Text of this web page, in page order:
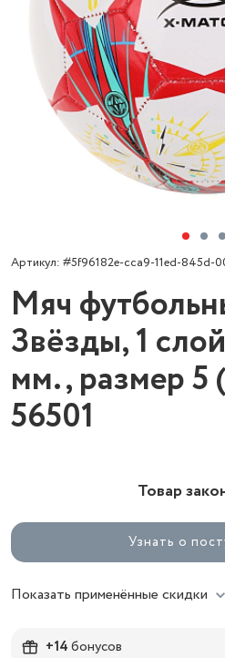
Артикул: #5f96182e-cca9-11ed-845d-
Мяч
Звёзды, 1
мм., размер 5
56501
Товар
Узнать о
Показать применённые скидки
+14бонусов